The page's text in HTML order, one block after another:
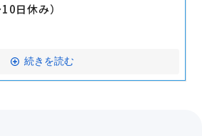
・スポーツジム・旅行の優待な
リスマスパーティーなど
日休み）
続きを読む